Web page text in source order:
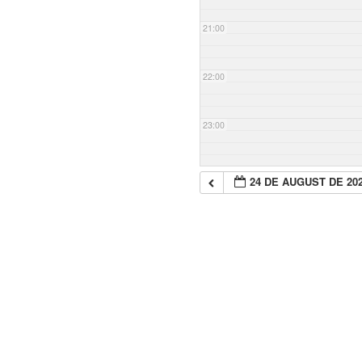
21:00
22:00
23:00
24 DE AUGUST DE